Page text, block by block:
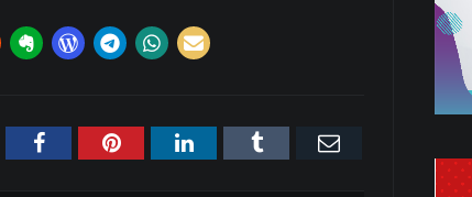
FacebookPinterestLinkedInTumblr Email